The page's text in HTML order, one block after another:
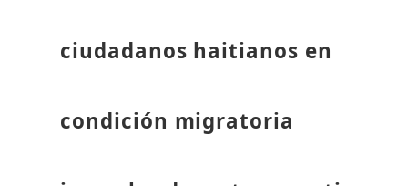
ciudadanos haitianos en
condición migratoria